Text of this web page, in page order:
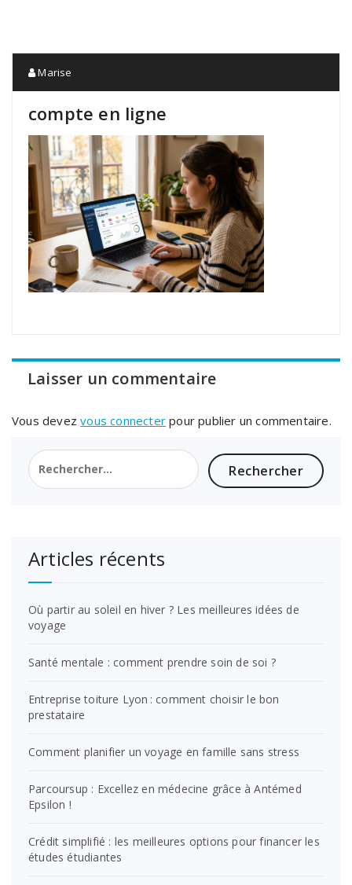
Marise
compte en ligne
Laisser un commentaire
Vous devezvous connecter pour publier un commentaire.
Rechercher :
Articles récents
Où partir au soleil en hiver ? Les meilleures idées de
voyage
Santé mentale : comment prendre soin de soi ?
Entreprise toiture Lyon : comment choisir le bon
prestataire
Comment planifier un voyage en famille sans stress
Parcoursup : Excellez en médecine grâce à Antémed
Epsilon !
Crédit simplifié : les meilleures options pour financer les
études étudiantes